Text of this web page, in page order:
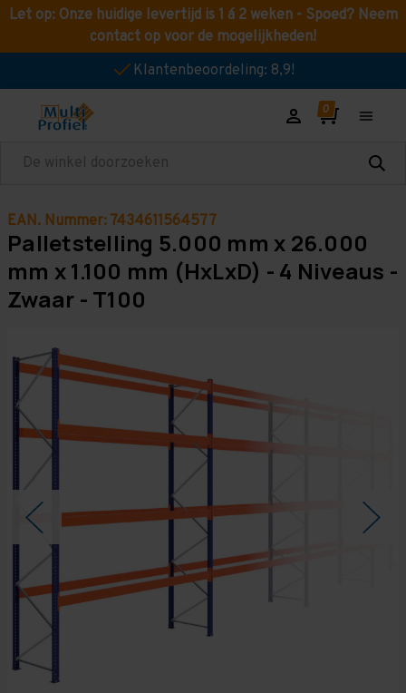
Let op: Onze huidige levertijd is 1 á 2 weken - Spoed? Neem
contact op voor de mogelijkheden!
Klantenbeoordeling: 8,9!
Zoeken
EAN. Nummer: 7434611564577
Palletstelling 5.000 mm x 26.000
mm x 1.100 mm (HxLxD) - 4 Niveaus -
Zwaar - T100